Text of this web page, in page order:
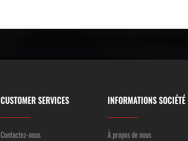
CUSTOMER SERVICES
Contactez-nous
INFORMATIONS SOCIÉTÉ
À propos de nous